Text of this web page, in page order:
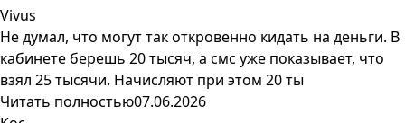
Vivus
Не думал, что могут так откровенно кидать на деньги. В
кабинете берешь 20 тысяч, а смс уже показывает, что
взял 25 тысячи. Начисляют при этом 20 ты
Читать полностью07.06.2026